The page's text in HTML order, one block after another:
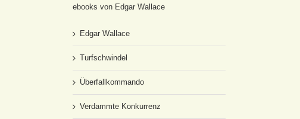
ebooks von Edgar Wallace
Edgar Wallace
Turfschwindel
Überfallkommando
Verdammte Konkurrenz